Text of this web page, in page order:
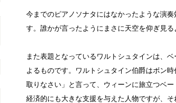
今までのピアノソナタにはなかったような演
す。誰かが言ったようにまさに天空を仰ぎ見る
また表題となっているワルトシュタインは、
よるものです。ワルトシュタイン伯爵はボン
取りなさい」と言って、ウィーンに旅立つベー
経済的にも大きな支援を与えた人物ですが、